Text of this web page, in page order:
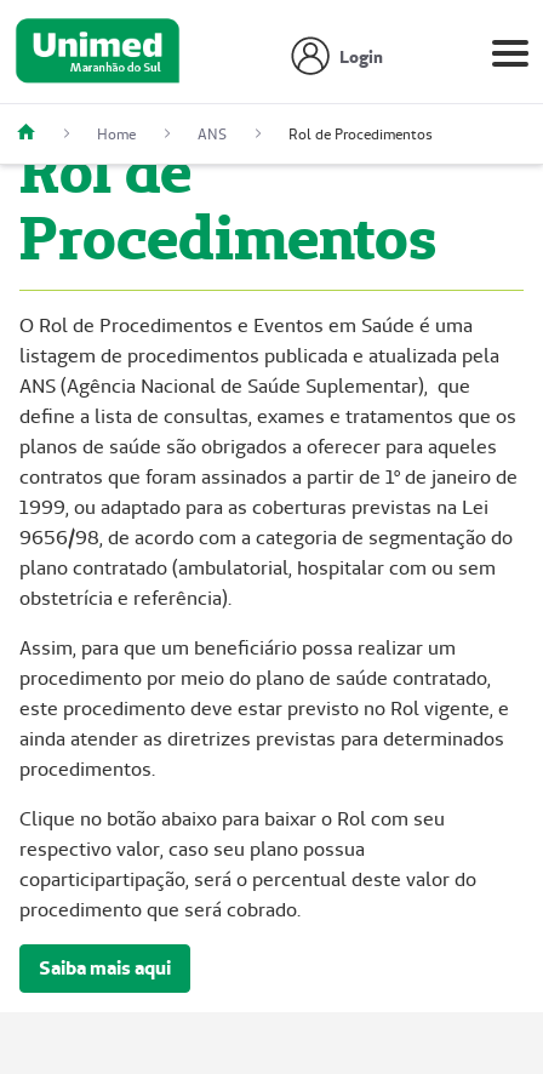
Login
Home ANS Rol de Procedimentos
Rol de
Procedimentos
O Rol de Procedimentos e Eventos em Saúde é uma
listagem de procedimentos publicada e atualizada pela
ANS (Agência Nacional de Saúde Suplementar), que
define a lista de consultas, exames e tratamentos que os
planos de saúde são obrigados a oferecer para aqueles
contratos que foram assinados a partir de 1º de janeiro de
1999, ou adaptado para as coberturas previstas na Lei
9656/98, de acordo com a categoria de segmentação do
plano contratado (ambulatorial, hospitalar com ou sem
obstetrícia e referência).
Assim, para que um beneficiário possa realizar um
procedimento por meio do plano de saúde contratado,
este procedimento deve estar previsto no Rol vigente, e
ainda atender as diretrizes previstas para determinados
procedimentos.
Clique no botão abaixo para baixar o Rol com seu
respectivo valor, caso seu plano possua
coparticipartipação, será o percentual deste valor do
procedimento que será cobrado.
Saiba mais aqui